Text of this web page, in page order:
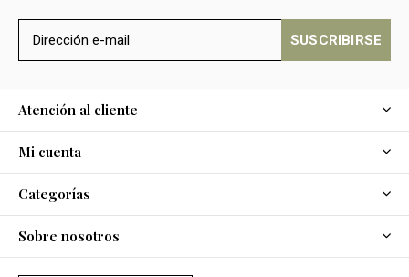
SUSCRIBIRSE
Atención al cliente
Mi cuenta
Categorías
Sobre nosotros